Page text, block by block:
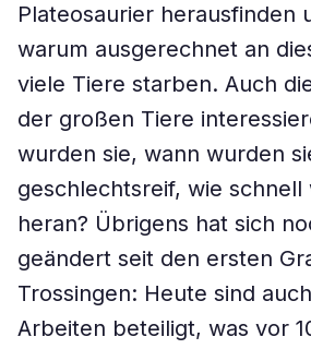
Plateosaurier herausfinden
warum ausgerechnet an
viele Tiere starben. Auch
der großen Tiere
wurden sie, wann wurden
geschlechtsreif, wie schnell
heran? Übrigens hat sich
geändert seit den ersten
Trossingen: Heute sind
Arbeiten beteiligt, was vor